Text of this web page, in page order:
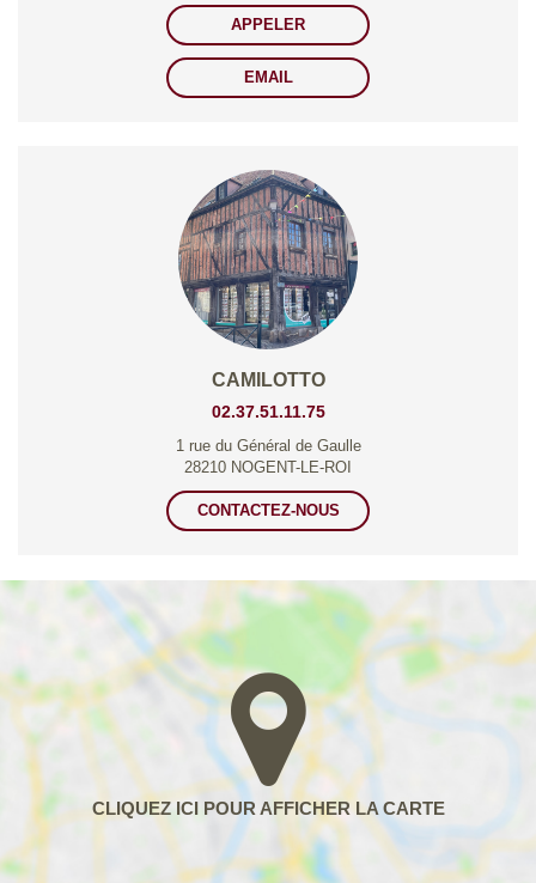
APPELER
EMAIL
CAMILOTTO
02.37.51.11.75
1 rue du Général de Gaulle
28210 NOGENT-LE-ROI
CONTACTEZ-NOUS